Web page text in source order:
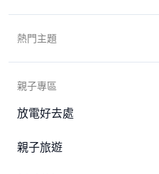
熱門主題
親子專區
放電好去處
親子旅遊